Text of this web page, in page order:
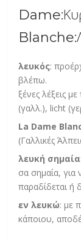
λευκός:
βλέπω.
ξένες λέξεις
(γαλλ.), licht
La Dame
(Γαλλικές
λευκή σημαία
σα σημαία, για
παραδίδεται ή
εν λευκώ: με
κάποιου,